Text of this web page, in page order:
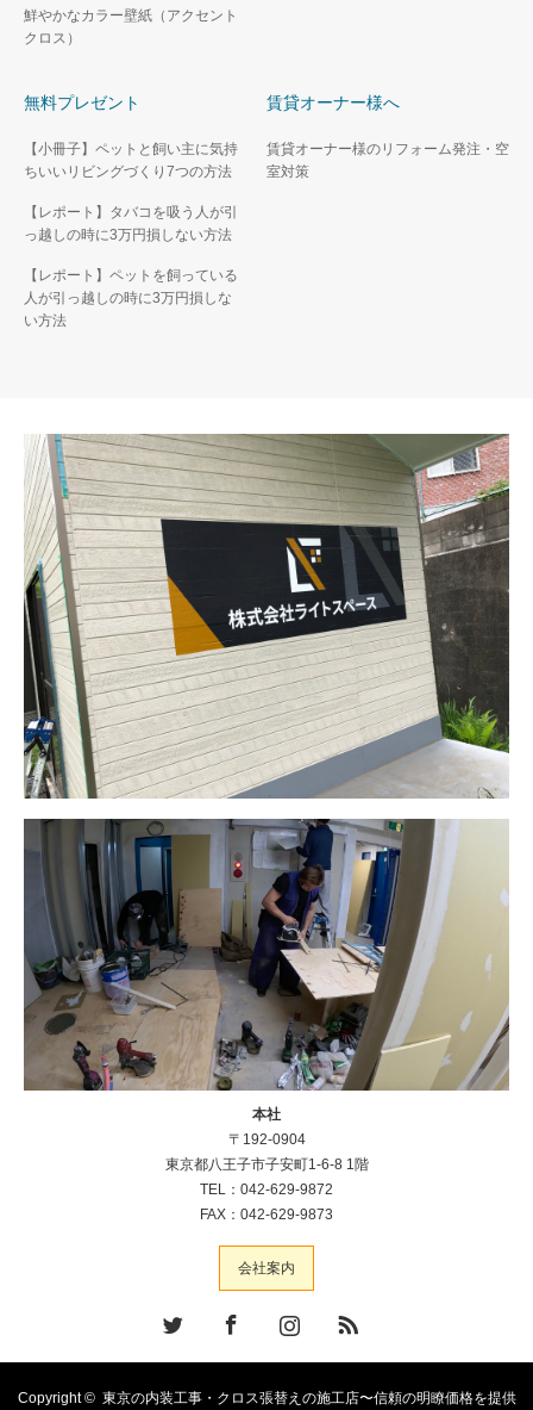
鮮やかなカラー壁紙（アクセント
クロス）
無料プレゼント
【小冊子】ペットと飼い主に気持
ちいいリビングづくり7つの方法
【レポート】タバコを吸う人が引
っ越しの時に3万円損しない方法
【レポート】ペットを飼っている
人が引っ越しの時に3万円損しな
い方法
賃貸オーナー様へ
賃貸オーナー様のリフォーム発注・空
室対策
本社
〒192-0904
東京都八王子市子安町1-6-8 1階
TEL：042-629-9872
FAX：042-629-9873
会社案内
Instagram RSS
Copyright © 東京の内装工事・クロス張替えの施工店〜信頼の明瞭価格を提供